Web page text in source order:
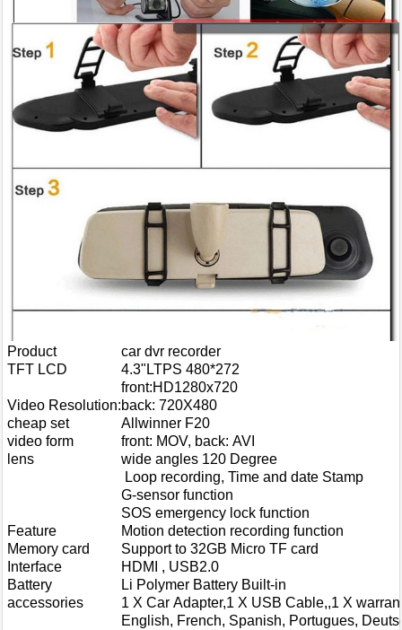
Product
car dvr recorder
TFT LCD
4.3"LTPS 480*272
Video Resolution:
front:HD1280x720
back: 720X480
cheap set
Allwinner F20
video form
front: MOV, back: AVI
lens
wide angles 120 Degree
Feature
Loop recording, Time and date Stamp
G-sensor function
SOS emergency lock function
Motion detection recording function
Memory card
Support to 32GB Micro TF card
Interface
HDMI , USB2.0
Battery
Li Polymer Battery Built-in
accessories
1 X Car Adapter,1 X USB Cable,,1 X
English, French, Spanish, Portugues,